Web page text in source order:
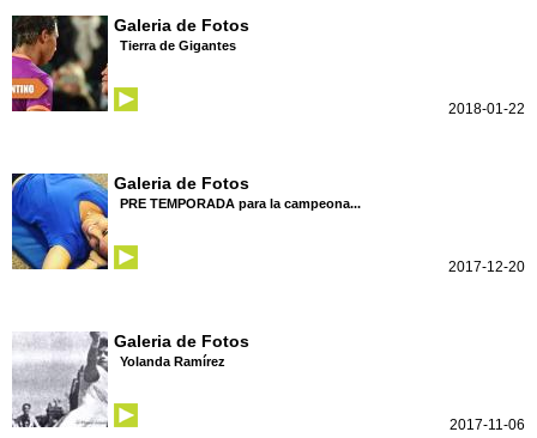
Galeria de Fotos
Tierra de Gigantes
2018-01-22
Galeria de Fotos
PRE TEMPORADA para la campeona...
2017-12-20
Galeria de Fotos
Yolanda Ramírez
2017-11-06